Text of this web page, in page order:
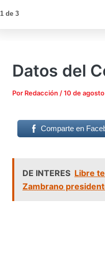
1 de 3
Datos del
Por Redacción /10 de
Comparte en
DE INTERES Libre
Zambrano